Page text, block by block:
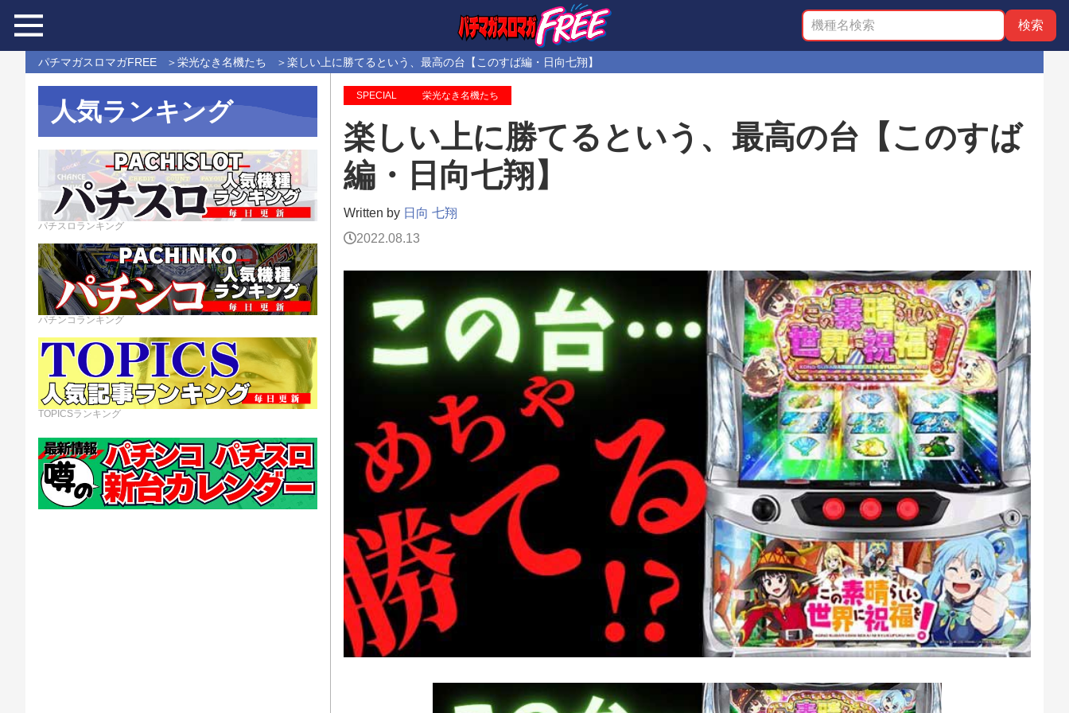
パチマガスロマガFREE 栄光なき名機たち 楽しい上に勝てるという、最高の台【このすば編・日向七翔】
SPECIAL 栄光なき名機たち
楽しい上に勝てるという、最高の台【このすば
編・日向七翔】
Written by 日向 七翔
2022.08.13
人気ランキング
パチスロランキング
パチンコランキング
TOPICSランキング